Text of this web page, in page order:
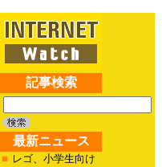
記事検索
最新ニュース
■ レゴ、小学生向け